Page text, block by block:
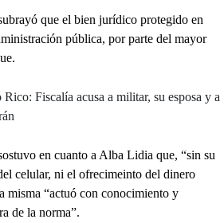
que el bien jurídico protegido en
pública, por parte del mayor
Fiscalía acusa a militar, su esposa y a
en cuanto a Alba Lidia que, “sin su
celular, ni el ofrecimeinto del dinero
misma “actuó con conocimiento y
de la norma”.